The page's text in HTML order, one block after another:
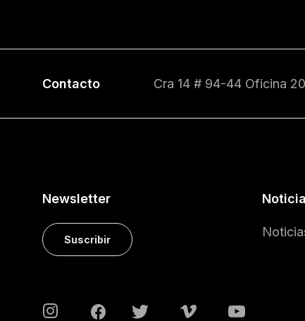
Contacto Cra 14 # 94-44 Oficina
Newsletter
Suscribir